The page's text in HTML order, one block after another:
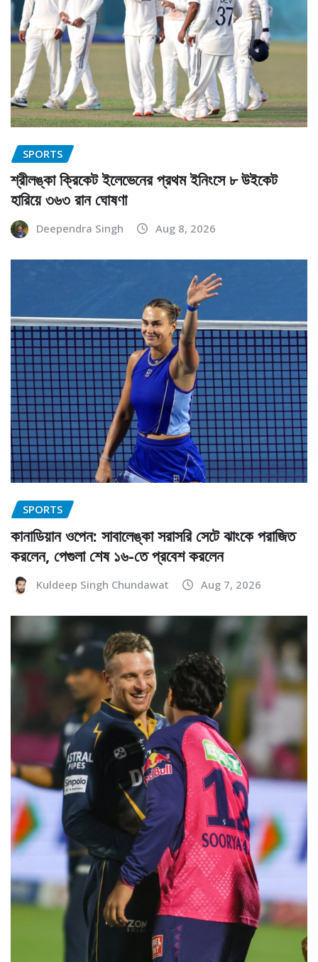
SPORTS
শ্রীলঙ্কা ক্রিকেট ইলেভেনের প্রথম ইনিংসে ৮ উইকেট
হারিয়ে ৩৬৩ রান ঘোষণা
Deependra Singh Aug 8, 2026
SPORTS
কানাডিয়ান ওপেন: সাবালেঙ্কা সরাসরি সেটে ঝাংকে পরাজিত
করলেন, পেগুলা শেষ ১৬-তে প্রবেশ করলেন
Kuldeep Singh Chundawat Aug 7, 2026